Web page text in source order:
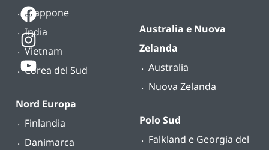
Giappone
India
Vietnam
Corea del Sud
Nord Europa
Finlandia
Danimarca
Australia e Nuova
Zelanda
Australia
Nuova Zelanda
Polo Sud
Falkland e Georgia del